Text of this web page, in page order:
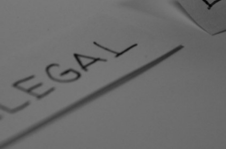
PRENDI UN APPUNTAMENTO